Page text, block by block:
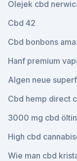
Olejek cbd
Cbd 42
Cbd bonbons
Hanf premium
Algen neue
Cbd hemp direct
3000 mg cbd
High cbd
Wie man cbd